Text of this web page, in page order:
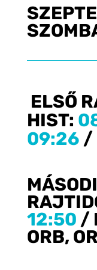
ELSŐ
HIST:
09:26 /
12:50 /
ORB,